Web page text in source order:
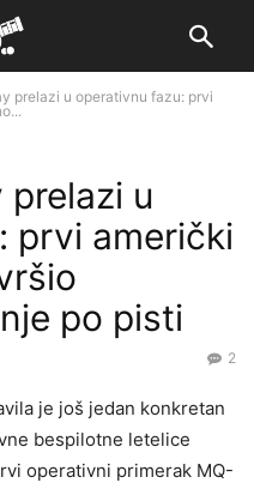
prelazi u operativnu fazu: prvi
u
prvi američki
po pisti
2
je još jedan konkretan
bespilotne letelice
operativni primerak MQ-